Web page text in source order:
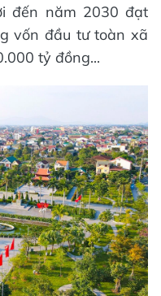
đến năm 2030 đạt
vốn đầu tư toàn xã
tỷ đồng...